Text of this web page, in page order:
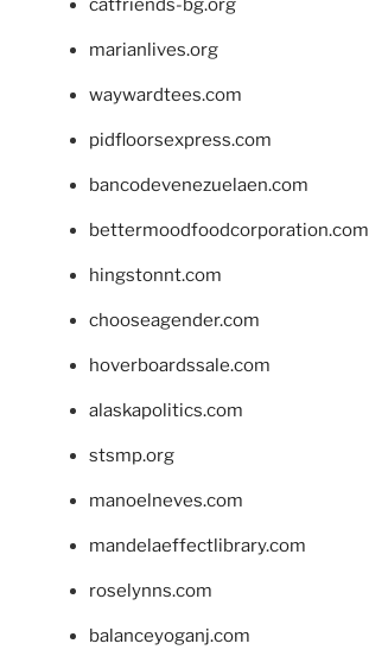
catfriends-bg.org
marianlives.org
waywardtees.com
pidfloorsexpress.com
bancodevenezuelaen.com
bettermoodfoodcorporation.com
hingstonnt.com
chooseagender.com
hoverboardssale.com
alaskapolitics.com
stsmp.org
manoelneves.com
mandelaeffectlibrary.com
roselynns.com
balanceyoganj.com